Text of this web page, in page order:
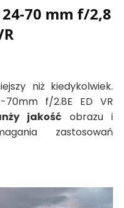
70 mm f/2,8
niż kiedykolwiek.
70mm f/2.8E ED VR
jakość obrazu i
zastosowań